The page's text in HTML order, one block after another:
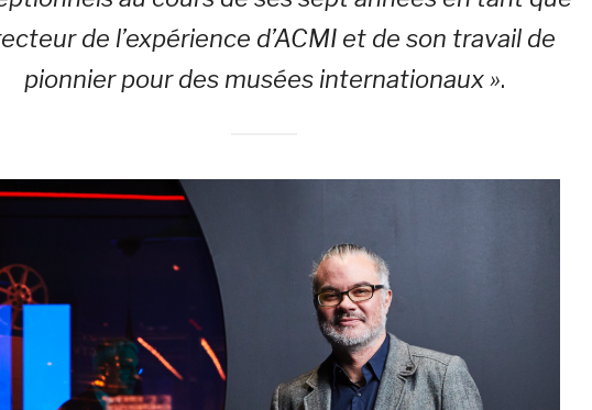
de l’expérience d’ACMI et de son travail de
pionnier pour des musées internationaux ».